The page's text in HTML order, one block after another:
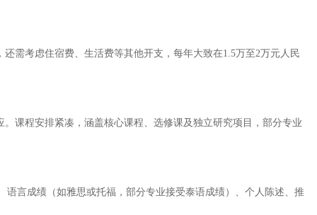
需考虑住宿费、生活费等其他开支，每年大致在1.5万至2万元人民
课程安排紧凑，涵盖核心课程、选修课及独立研究项目，部分专业
言成绩（如雅思或托福，部分专业接受泰语成绩）、个人陈述、推